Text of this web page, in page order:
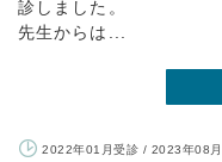
診しました。
先生からは...
2022年01月受診 / 2023年08